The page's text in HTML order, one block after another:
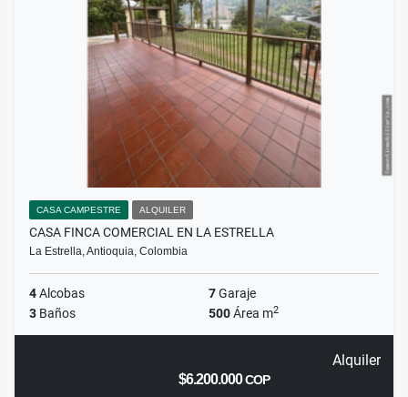
CASA CAMPESTRE ALQUILER
CASA FINCA COMERCIAL EN LA ESTRELLA
La Estrella, Antioquia, Colombia
4Alcobas 7Garaje
3 Baños 500Área m2
Alquiler
$6.200.000COP